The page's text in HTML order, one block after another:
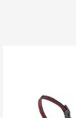
Se souvenir de moi